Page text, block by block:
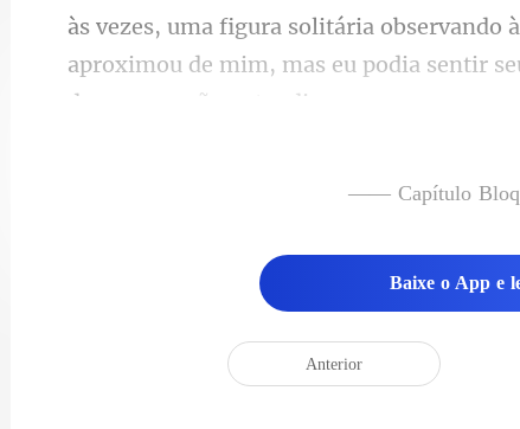
zes, uma figura solitária observando
aproximou de mi
—— Capítulo
Baixe o App e
Anterior